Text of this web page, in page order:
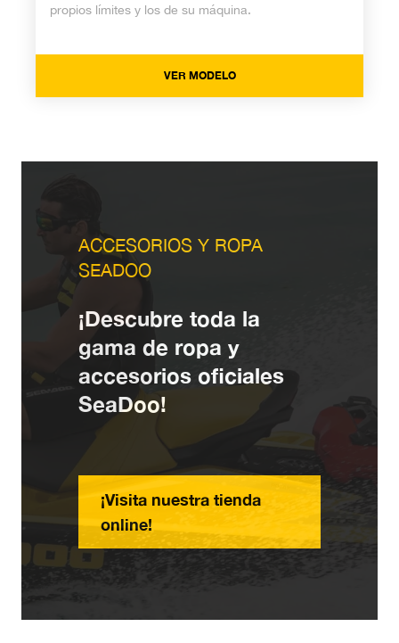
propios límites y los de su máquina.
VER MODELO
ACCESORIOS Y ROPA
SEADOO
¡Descubre toda la
gama de ropa y
accesorios oficiales
SeaDoo!
¡Visita nuestra tienda
online!